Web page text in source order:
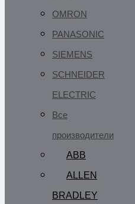
OMRON
PANASONIC
SIEMENS
SCHNEIDER
ELECTRIC
Все
производители
ABB
ALLEN
BRADLEY